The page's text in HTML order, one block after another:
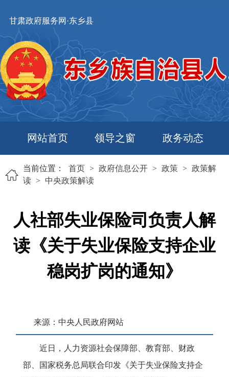
甘肃政府服务网·东乡县
网站首页 领导之窗 政务动态
当前位置： 首页 > 政府信息公开 > 政策 > 政策解
读 > 中央政策解读
人社部失业保险司负责人解
读《关于失业保险支持企业
稳岗扩岗的通知》
来源：中央人民政府网站
浏览次数：161次
近日，人力资源社会保障部、教育部、财政
部、国家税务总局联合印发《关于失业保险支持企